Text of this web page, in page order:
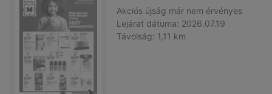
Akciós újság már nem érvényes
Lejárat dátuma: 2026.07.19
Távolság: 1,11 km